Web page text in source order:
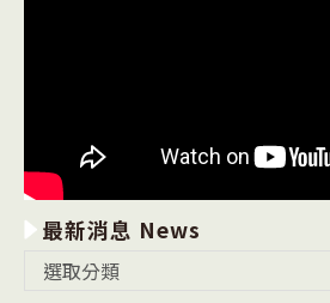
最新消息 News
選取分類